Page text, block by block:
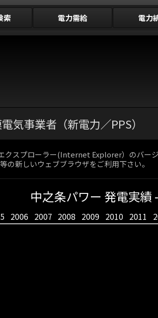
索 電力需給 電力
電気事業者（新電力／PPS）
クスプローラー(Internet Explorer）のバ
新しいウェブブラウザをご利用下さい。
2006 2007 2008 2009 2010 2011
中之条パワー 発電実績